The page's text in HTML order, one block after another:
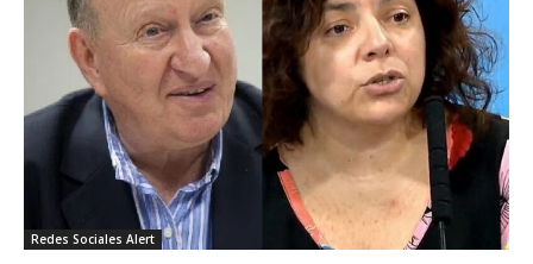
Redes Sociales Alert